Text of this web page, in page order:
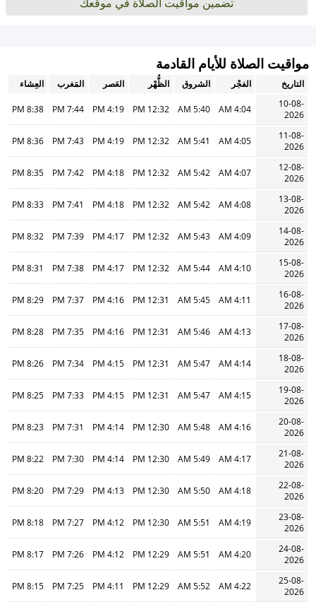
مواقيت الصلاة للأيام القادمة
التاريخ الفجْر الشروق الظُّهْر العَصر المَغرب
العِشاء
10-08-
2026
4:04 AM
5:40 AM
12:32 PM
4:19 PM
7:44 PM
8:38 PM
11-08-
2026
4:05 AM
5:41 AM
12:32 PM
4:19 PM
7:43 PM
8:36 PM
12-08-
2026
4:07 AM
5:42 AM
12:32 PM
4:18 PM
7:42 PM
8:35 PM
13-08-
2026
4:08 AM
5:42 AM
12:32 PM
4:18 PM
7:41 PM
8:33 PM
14-08-
2026
4:09 AM
5:43 AM
12:32 PM
4:17 PM
7:39 PM
8:32 PM
15-08-
2026
4:10 AM
5:44 AM
12:32 PM
4:17 PM
7:38 PM
8:31 PM
16-08-
2026
4:11 AM
5:45 AM
12:31 PM
4:16 PM
7:37 PM
8:29 PM
17-08-
2026
4:13 AM
5:46 AM
12:31 PM
4:16 PM
7:35 PM
8:28 PM
18-08-
2026
4:14 AM
5:47 AM
12:31 PM
4:15 PM
7:34 PM
8:26 PM
19-08-
2026
4:15 AM
5:47 AM
12:31 PM
4:15 PM
7:33 PM
8:25 PM
20-08-
2026
4:16 AM
5:48 AM
12:30 PM
4:14 PM
7:31 PM
8:23 PM
21-08-
2026
4:17 AM
5:49 AM
12:30 PM
4:14 PM
7:30 PM
8:22 PM
22-08-
2026
4:18 AM
5:50 AM
12:30 PM
4:13 PM
7:29 PM
8:20 PM
23-08-
2026
4:19 AM
5:51 AM
12:30 PM
4:12 PM
7:27 PM
8:18 PM
24-08-
2026
4:20 AM
5:51 AM
12:29 PM
4:12 PM
7:26 PM
8:17 PM
25-08-
2026
4:22 AM
5:52 AM
12:29 PM
4:11 PM
7:25 PM
8:15 PM